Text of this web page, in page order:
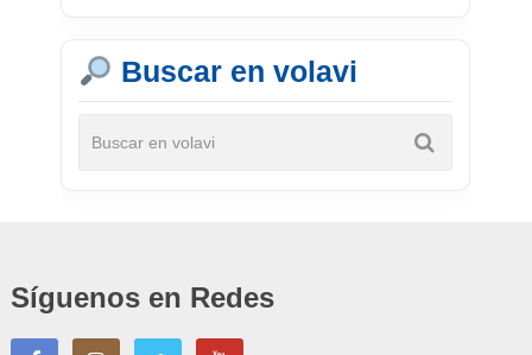
Buscar en volavi
Síguenos en Redes